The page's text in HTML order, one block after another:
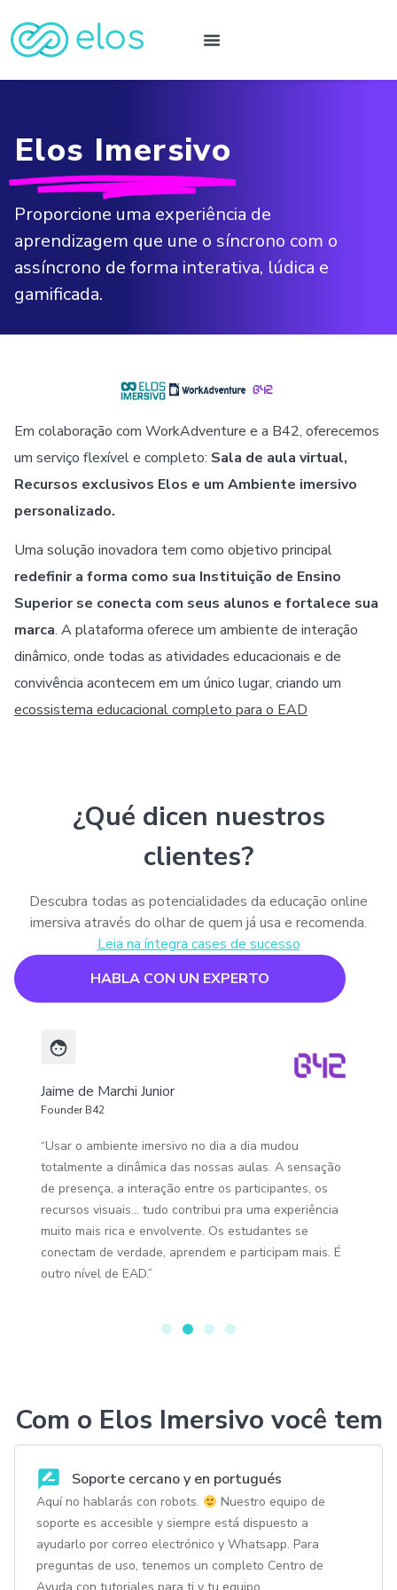
Elos Imersivo​
Proporcione uma experiência de
aprendizagem que une o síncrono com o
assíncrono de forma interativa, lúdica e
gamificada.
Em colaboração com WorkAdventure e a B42, oferecemos
um serviço flexível e completo: Sala de aula virtual,
Recursos exclusivos Elos e um Ambiente imersivo
personalizado.
Uma solução inovadora tem como objetivo principal
redefinir a forma como sua Instituição de Ensino
Superior se conecta com seus alunos e fortalece sua
marca. A plataforma oferece um ambiente de interação
dinâmico, onde todas as atividades educacionais e de
convivência acontecem em um único lugar, criando um
ecossistema educacional completo para o EAD
¿Qué dicen nuestros
clientes?
Descubra todas as potencialidades da educação online
imersiva através do olhar de quem já usa e recomenda.
Leia na íntegra cases de sucesso
HABLA CON UN EXPERTO
Jaime de Marchi Junior
Founder B42
“Usar o ambiente imersivo no dia a dia mudou
totalmente a dinâmica das nossas aulas. A sensação
de presença, a interação entre os participantes, os
recursos visuais… tudo contribui pra uma experiência
muito mais rica e envolvente. Os estudantes se
conectam de verdade, aprendem e participam mais. É
outro nível de EAD.”
Com o Elos Imersivo você tem
Soporte cercano y en portugués
Aquí no hablarás con robots.
Nuestro equipo de
soporte es accesible y siempre está dispuesto a
ayudarlo por correo electrónico y Whatsapp. Para
preguntas de uso, tenemos un completo Centro de